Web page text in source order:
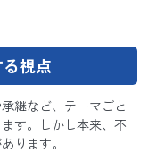
視点
継など、テーマごと
す。しかし本来、不
ります。